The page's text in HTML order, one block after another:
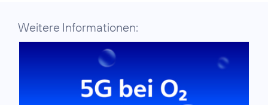
Weitere Informationen: